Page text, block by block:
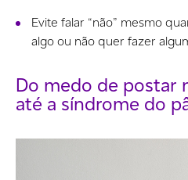
Evite falar “não” mesmo
algo ou não quer fazer
Do medo de postar
até a síndrome do